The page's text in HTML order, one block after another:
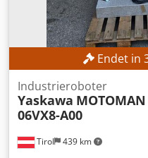
Unterbrechungskapazität:
Leistung des
AUSSTATTUNG
Hauptspindel Dcjdpjznb
Maschinenkonstruktion
Werkzeugrevolver mit
Bauweise mit geringem
CNC-Steuerung Hohe
Wartungsaufwand
Endet in
Tirol 439 km
Industrieroboter
Yaskawa MOTOMAN
06VX8-A00